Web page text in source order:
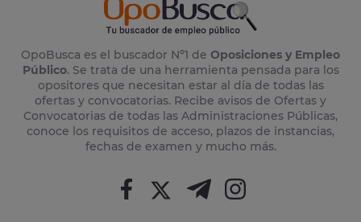
OpoBusca es el buscador Nº1 de Oposiciones y Empleo
Público. Se trata de una herramienta pensada para los
opositores que necesitan estar al día de todas las
ofertas y convocatorias. Recibe avisos de Ofertas y
Convocatorias de todas las Administraciones Públicas,
conoce los requisitos de acceso, plazos de instancias,
fechas de examen y mucho más.